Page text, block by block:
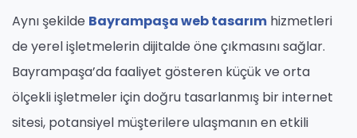
Aynı şekilde Bayrampaşa web tasarım hizmetleri
de yerel işletmelerin dijitalde öne çıkmasını sağlar.
Bayrampaşa’da faaliyet gösteren küçük ve orta
ölçekli işletmeler için doğru tasarlanmış bir internet
sitesi, potansiyel müşterilere ulaşmanın en etkili